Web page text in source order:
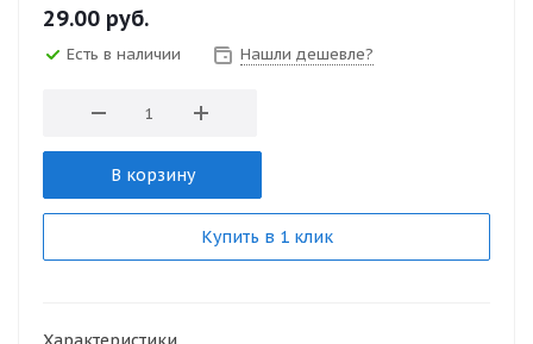
29.00 руб.
Есть в наличии Нашли дешевле?
В корзину
Купить в 1 клик